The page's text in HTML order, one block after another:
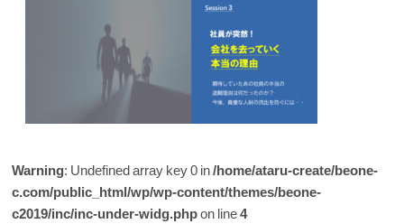
Warning: Undefined array key 0 in/home/ataru-create/beone-
c.com/public_html/wp/wp-content/themes/beone-
c2019/inc/inc-under-widg.phpon line4